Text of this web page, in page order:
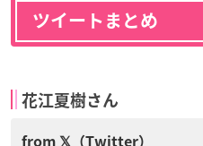
ツイートまとめ
花江夏樹さん